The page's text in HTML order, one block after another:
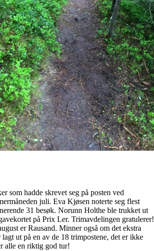
som hadde skrevet seg på posten ved
juli. Eva Kjøsen noterte seg flest
31 besøk. Norunn Holthe ble trukket ut
på Prix Ler. Trimavdelingen gratulerer!
er Rausand. Minner også om det ekstra
lagt ut på en av de 18 trimpostene, det er ikke
alle en riktig god tur!